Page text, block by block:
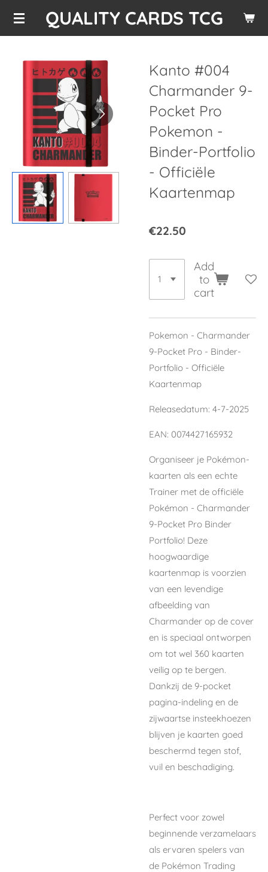
Skip
content
QUALITY CARDS TCG
Kanto #004
Charmander 9-
Pocket Pro
Pokemon -
Binder-Portfolio
- Officiële
Kaartenmap
€22.50
Add
to
cart
Pokemon - Charmander
9-Pocket Pro - Binder-
Portfolio - Officiële
Kaartenmap
Releasedatum: 4-7-2025
EAN: 0074427165932
Organiseer je Pokémon-
kaarten als een echte
Trainer met de officiële
Pokémon - Charmander
9-Pocket Pro Binder
Portfolio! Deze
hoogwaardige
kaartenmap is voorzien
van een levendige
afbeelding van
Charmander op de cover
en is speciaal ontworpen
om tot wel 360 kaarten
veilig op te bergen.
Dankzij de 9-pocket
pagina-indeling en de
zijwaartse insteekhoezen
blijven je kaarten goed
beschermd tegen stof,
vuil en beschadiging.
Perfect voor zowel
beginnende verzamelaars
als ervaren spelers van
de Pokémon Trading